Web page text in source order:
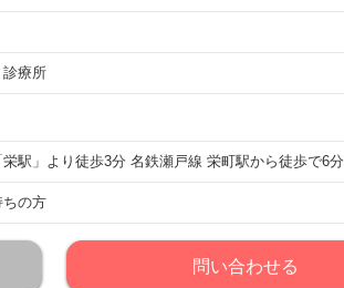
診療所
駅」より徒歩3分 名鉄瀬戸線 栄町駅から徒歩で6分
ちの方
問い合わせる